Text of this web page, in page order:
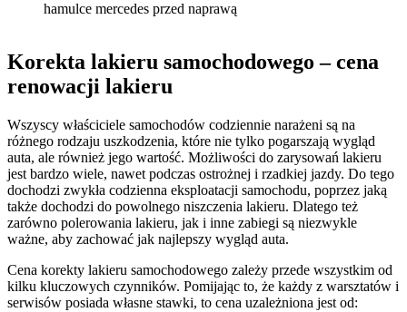
hamulce mercedes przed naprawą
Korekta lakieru samochodowego – cena
renowacji lakieru
Wszyscy właściciele samochodów codziennie narażeni są na
różnego rodzaju uszkodzenia, które nie tylko pogarszają wygląd
auta, ale również jego wartość. Możliwości do zarysowań lakieru
jest bardzo wiele, nawet podczas ostrożnej i rzadkiej jazdy. Do tego
dochodzi zwykła codzienna eksploatacji samochodu, poprzez jaką
także dochodzi do powolnego niszczenia lakieru. Dlatego też
zarówno polerowania lakieru, jak i inne zabiegi są niezwykle
ważne, aby zachować jak najlepszy wygląd auta.
Cena korekty lakieru samochodowego zależy przede wszystkim od
kilku kluczowych czynników. Pomijając to, że każdy z warsztatów i
serwisów posiada własne stawki, to cena uzależniona jest od: